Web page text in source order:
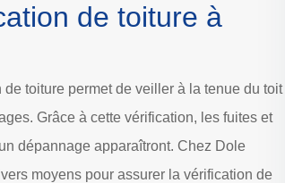
de toiture à
de toiture permet de veiller à la tenue du toit
Grâce à cette vérification, les fuites et
dépannage apparaîtront. Chez Dole
moyens pour assurer la vérification de